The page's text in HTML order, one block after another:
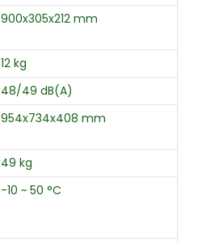
900x305x212 mm
12 kg
48/49 dB(A)
954x734x408 mm
49 kg
-10 ~ 50 °C